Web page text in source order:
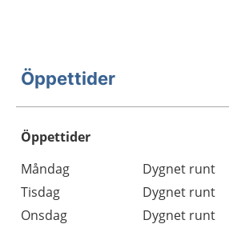
Öppettider
Öppettider
Dag
Öppettider
Kommentarer
Måndag
Dygnet runt
Tisdag
Dygnet runt
Onsdag
Dygnet runt